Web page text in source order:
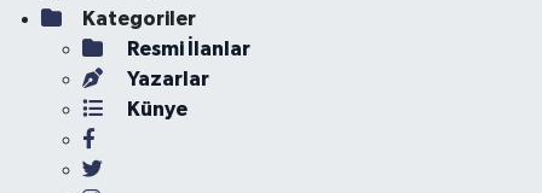
Kategoriler
Resmi İlanlar
Yazarlar
Künye